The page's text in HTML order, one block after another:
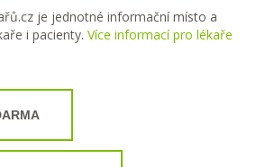
je jednotné informační místo a
i pacienty. Více informací pro lékaře